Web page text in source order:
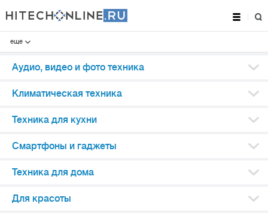
еще
Аудио, видео и фото техника
Климатическая техника
Техника для кухни
Смартфоны и гаджеты
Техника для дома
Для красоты